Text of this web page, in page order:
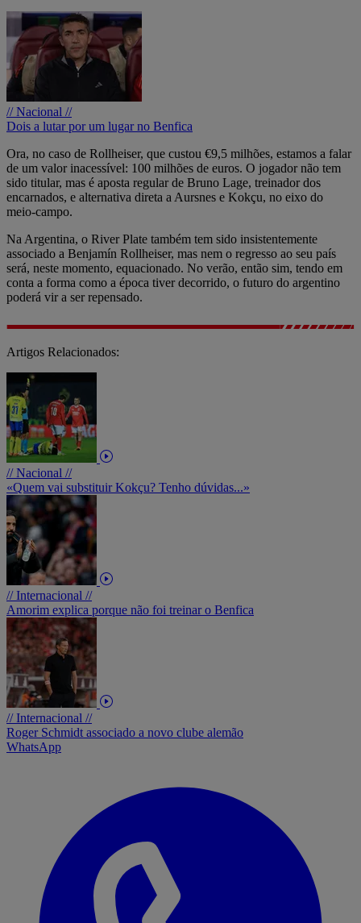
// Nacional //
Dois a lutar por um lugar no Benfica
Ora, no caso de Rollheiser, que custou €9,5 milhões, estamos a falar
de um valor inacessível: 100 milhões de euros. O jogador não tem
sido titular, mas é aposta regular de Bruno Lage, treinador dos
encarnados, e alternativa direta a Aursnes e Kokçu, no eixo do
meio-campo.
Na Argentina, o River Plate também tem sido insistentemente
associado a Benjamín Rollheiser, mas nem o regresso ao seu país
será, neste momento, equacionado. No verão, então sim, tendo em
conta a forma como a época tiver decorrido, o futuro do argentino
poderá vir a ser repensado.
Artigos Relacionados:
// Nacional //
«Quem vai substituir Kokçu? Tenho dúvidas...»
// Internacional //
Amorim explica porque não foi treinar o Benfica
// Internacional //
Roger Schmidt associado a novo clube alemão
WhatsApp